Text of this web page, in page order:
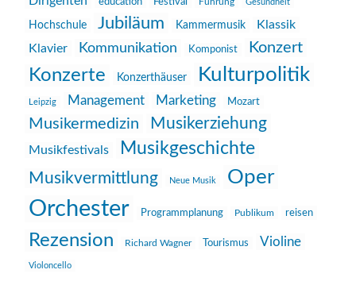
Gesundheit
Hochschule Jubiläum Kammermusik
Klassik
Klavier
Kommunikation Komponist Konzert
Konzerte Konzerthäuser Kulturpolitik
Leipzig Management Marketing Mozart
Musikermedizin Musikerziehung
Musikfestivals Musikgeschichte
Musikvermittlung Neue Musik Oper
Orchester Programmplanung Publikum reisen
Rezension Richard Wagner Tourismus Violine
Violoncello